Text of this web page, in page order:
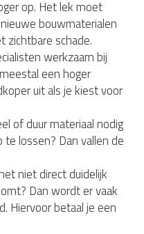
op. Het lek moet
bouwmaterialen
zichtbare schade.
werkzaam bij
een hoger
uit als je kiest voor
of duur materiaal nodig
lossen? Dan vallen de
niet direct duidelijk
Dan wordt er vaak
Hiervoor betaal je een